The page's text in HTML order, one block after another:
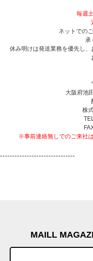
毎週
ネットでの
承
休み明けは発送業務を優先し
大阪府池
株
※事前連絡無しでのご来社
-------------------------------
MAILL